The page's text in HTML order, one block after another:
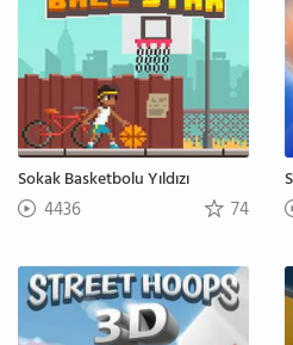
Sokak Basketbolu Yıldızı
4436 74